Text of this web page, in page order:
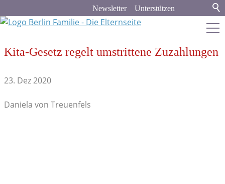
Unterstützen
Newsletter
berlin-familie.de
Stadt & Land
Bildung
Kita-Gesetz regelt umstrittene Zuzahlungen
23. Dez 2020
Daniela von Treuenfels